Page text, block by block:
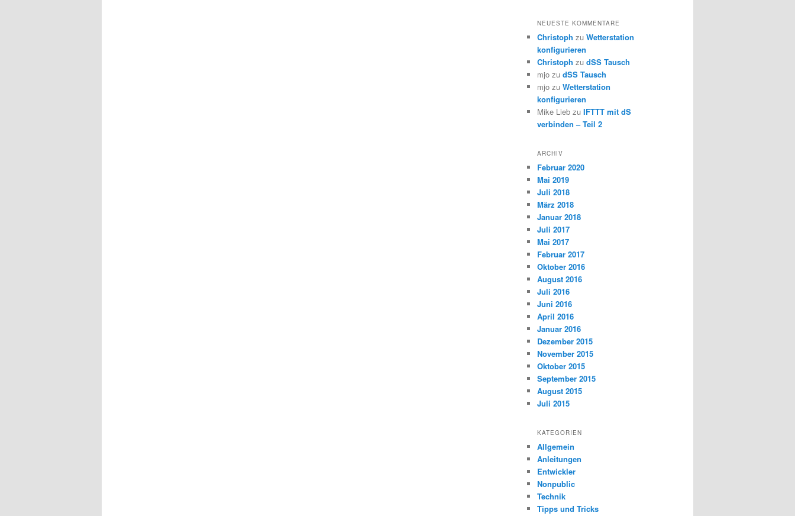
NEUESTE KOMMENTARE
Christoph zu Wetterstation
konfigurieren
Christoph zu dSS Tausch
mjo zu dSS Tausch
mjo zu Wetterstation
konfigurieren
Mike Lieb zu IFTTT mit dS
verbinden – Teil 2
ARCHIV
Februar 2020
Mai 2019
Juli 2018
März 2018
Januar 2018
Juli 2017
Mai 2017
Februar 2017
Oktober 2016
August 2016
Juli 2016
Juni 2016
April 2016
Januar 2016
Dezember 2015
November 2015
Oktober 2015
September 2015
August 2015
Juli 2015
KATEGORIEN
Allgemein
Anleitungen
Entwickler
Nonpublic
Technik
Tipps und Tricks